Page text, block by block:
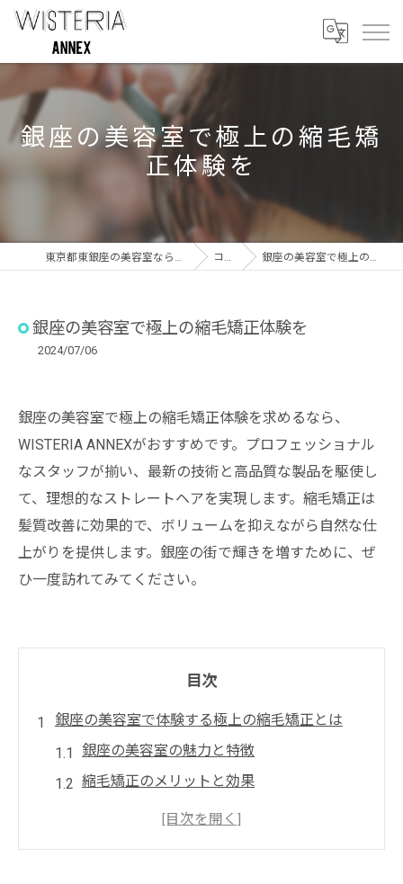
銀座の美容室で極上の縮毛矯
正体験を
東京都東銀座の美容室ならWISTERIA ANNEX コラム 銀座の美容室で極上の縮毛矯正体験を
銀座の美容室で極上の縮毛矯正体験を
2024/07/06
銀座の美容室で極上の縮毛矯正体験を求めるなら、
WISTERIA ANNEXがおすすめです。プロフェッショナル
なスタッフが揃い、最新の技術と高品質な製品を駆使し
て、理想的なストレートヘアを実現します。縮毛矯正は
髪質改善に効果的で、ボリュームを抑えながら自然な仕
上がりを提供します。銀座の街で輝きを増すために、ぜ
ひ一度訪れてみてください。
目次
銀座の美容室で体験する極上の縮毛矯正とは
銀座の美容室の魅力と特徴
縮毛矯正のメリットと効果
極上の縮毛矯正体験とは